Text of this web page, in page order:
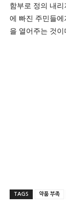
함부로 정의 내
에 빠진 주민들
을 열어주는 것이
TAGS 약품 부족